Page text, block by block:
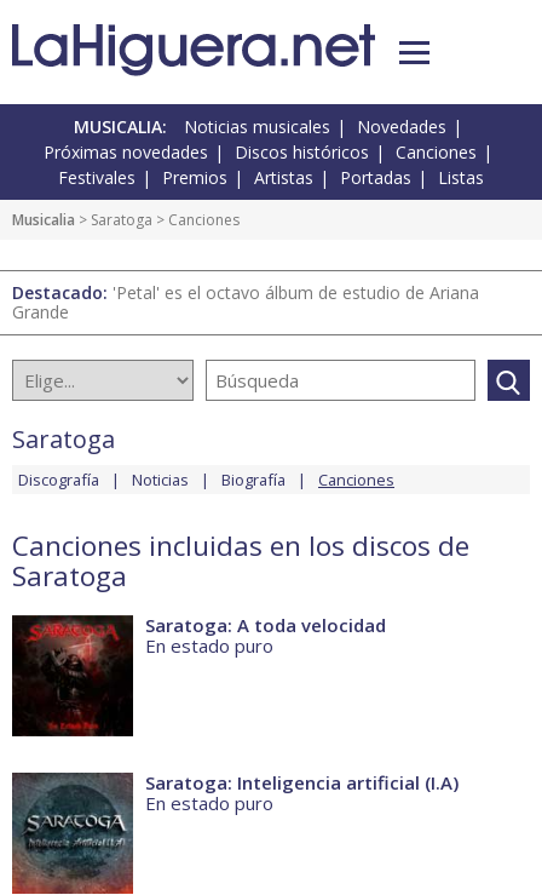
MUSICALIA: Noticias musicales
Novedades
Próximas novedades
Discos históricos
Canciones
Festivales
Premios Artistas Portadas Listas
Musicalia > Saratoga > Canciones
Destacado: 'Petal' es el octavo álbum de estudio de Ariana
Grande
Saratoga
Discografía Noticias Biografía Canciones
Canciones incluidas en los discos de
Saratoga
Saratoga: A toda velocidad
En estado puro
Saratoga: Inteligencia artificial (I.A)
En estado puro